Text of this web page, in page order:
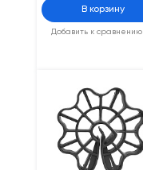
Добавить к сравнению
В корзину